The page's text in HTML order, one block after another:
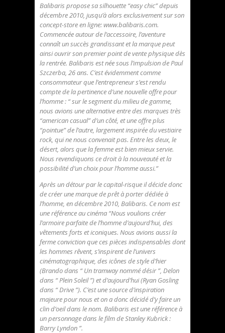
Balibaris propose sa silhouette “easy chic” depuis
décembre 2010, jusqu’à alors exclusivement sur son
concept-store en ligne: www.balibaris.com.
Commencée autour de l’accessoire, l’aventure
connaît un succès grandissant et la marque peut
ainsi ouvrir son premier point de vente physique dès
la rentrée. Balibaris est née sous l’impulsion de Paul
Szczerba, 26 ans. C’est évidemment comme
consommateur que l’entrepreneur s’est rendu
compte de la pertinence d’une nouvelle offre pour
l’homme : “ sur le segment du milieu de gamme,
nous avions une alternative entre des marques très
“american casual” d’un côté, et une offre plus
“pointue” de l’autre, largement inspirée du vestiaire
rock, qui ne nous convenait pas. Entre les deux, le
désert, alors que la femme est bien mieux servie.
Nous revendiquons ce droit à la nouveauté et la
possibilité d’un choix pour l’homme aussi.”
Après un détour par le capital-risque il décide donc
de créer une marque de prêt à porter dédiée à
l’homme, en décembre 2010, Balibaris. Ce nom est
une référence au cinéma “Nous voulions créer
l’armoire parfaite de l’homme d’aujourd’hui, des
vêtements forts et iconiques. Nous avions aussi la
ferme conviction que ces pièces indispensables dont
les hommes rêvent, s’inspirent de l’univers
cinématographique, des icônes de style d’hier
(Brando dans “ Un tramway nommé désir ”, Delon
dans “ Plein Soleil ”) et d’aujourd’hui (Ryan Gosling
dans “ Drive ”). C’est une source d’inspiration
majeure pour nous et on a donc décidé d’y faire un
clin d’oeil dans le nom. Balibaris est une référence à
un personnage dans le film de Stanley Kubrick :
Barry Lyndon ”.